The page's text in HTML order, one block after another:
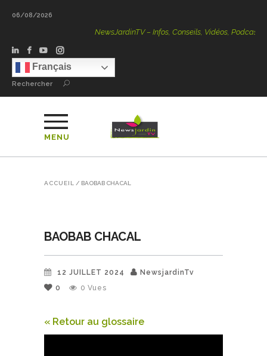
06/08/2026
NewsJardinTV – Infos, Conseils, Vidéos, Podcasts – 100
Français
Rechercher
MENU
ACCUEIL / BAOBAB CHACAL
BAOBAB CHACAL
12 JUILLET 2024
NewsjardinTv
0
0 Vues
« Retour au glossaire